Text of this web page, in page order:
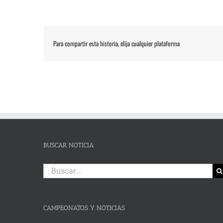
Para compartir esta historia, elija cualquier plataforma
BUSCAR NOTICIA
Buscar:
CAMPEONATOS Y NOTICIAS